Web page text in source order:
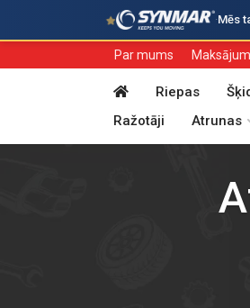
·Mēs
Par mums
Riepas
Ražotāji
Atrunas